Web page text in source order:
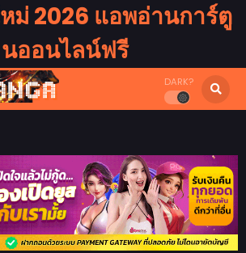
ม่ 2026 แอพอ่านการ์ตู
นออนไลน์ฟรี
DARK?